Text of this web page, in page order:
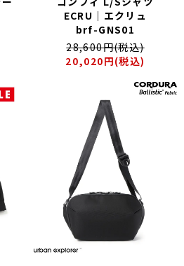
ECRU｜エクリュ
brf-GNS01
28,600円(税込)
20,020円(税込)